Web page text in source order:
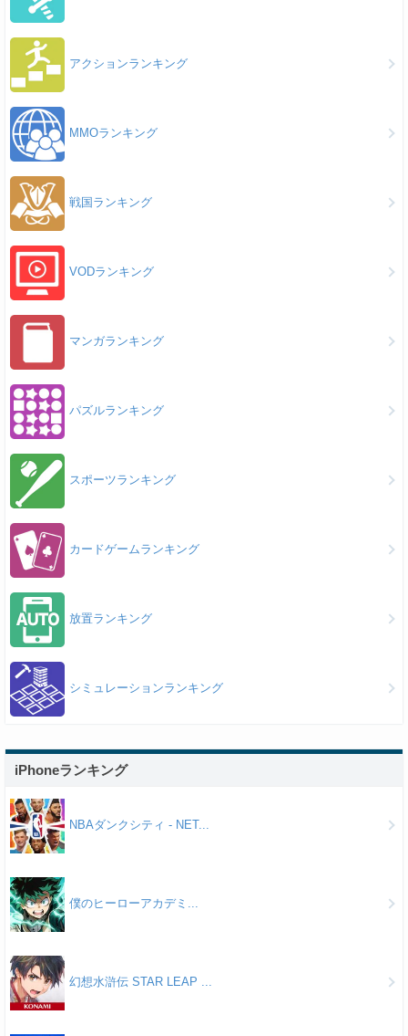
アクションランキング
MMOランキング
戦国ランキング
VODランキング
マンガランキング
パズルランキング
スポーツランキング
カードゲームランキング
放置ランキング
シミュレーションランキング
iPhoneランキング
NBAダンクシティ - NET...
僕のヒーローアカデミ...
幻想水滸伝 STAR LEAP ...